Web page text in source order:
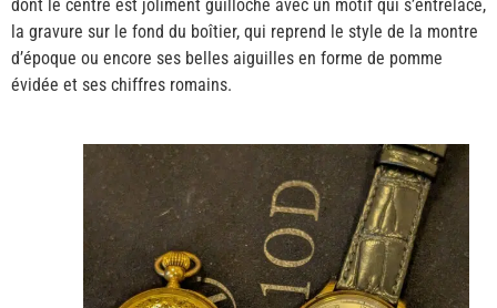
dont le centre est joliment guilloché avec un motif qui s’entrelace,
la gravure sur le fond du boîtier, qui reprend le style de la montre
d’époque ou encore ses belles aiguilles en forme de pomme
évidée et ses chiffres romains.